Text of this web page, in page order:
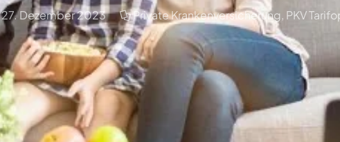
27. Dezember 2023 Private Krankenversicherung, PKV